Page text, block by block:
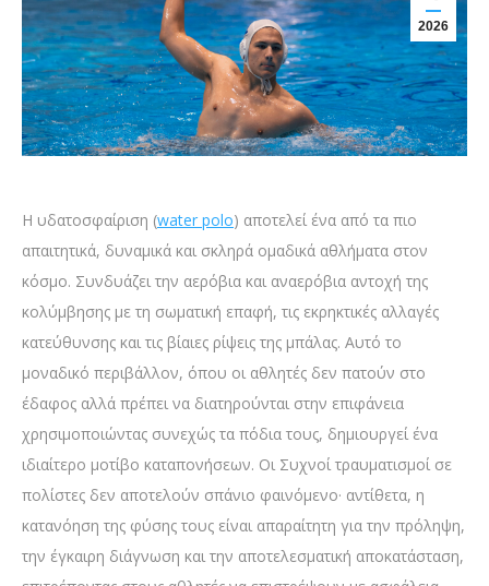
2026
Η υδατοσφαίριση (water polo) αποτελεί ένα από τα πιο
απαιτητικά, δυναμικά και σκληρά ομαδικά αθλήματα στον
κόσμο. Συνδυάζει την αερόβια και αναερόβια αντοχή της
κολύμβησης με τη σωματική επαφή, τις εκρηκτικές αλλαγές
κατεύθυνσης και τις βίαιες ρίψεις της μπάλας. Αυτό το
μοναδικό περιβάλλον, όπου οι αθλητές δεν πατούν στο
έδαφος αλλά πρέπει να διατηρούνται στην επιφάνεια
χρησιμοποιώντας συνεχώς τα πόδια τους, δημιουργεί ένα
ιδιαίτερο μοτίβο καταπονήσεων. Οι Συχνοί τραυματισμοί σε
πολίστες δεν αποτελούν σπάνιο φαινόμενο· αντίθετα, η
κατανόηση της φύσης τους είναι απαραίτητη για την πρόληψη,
την έγκαιρη διάγνωση και την αποτελεσματική αποκατάσταση,